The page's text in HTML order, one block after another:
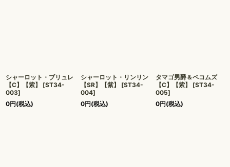
シャーロット・ブリュレ
【C】【紫】
[ST34-
003]
0円(税込)
シャーロット・リンリン
【SR】【紫】
[ST34-
004]
0円(税込)
タマゴ男爵＆ペコムズ
【C】【紫】
[ST34-
005]
0円(税込)